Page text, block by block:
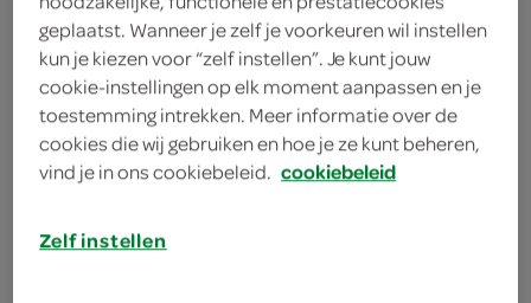
nog lekkerder met een verbeterde receptuur!
handig en gemakkelijk te bereiden soep als
tussendoortje, lunch of avondmaaltijd
met de heerlijke smaak van tomaat
geplaatst. Wanneer je zelf je voorkeuren wil instellen
kun je kiezen voor “zelf instellen”. Je kunt jouw
cookie-instellingen op elk moment aanpassen en je
toestemming intrekken. Meer informatie over de
cookies die wij gebruiken en hoe je ze kunt beheren,
vind je in ons cookiebeleid. cookiebeleid
Zelf instellen